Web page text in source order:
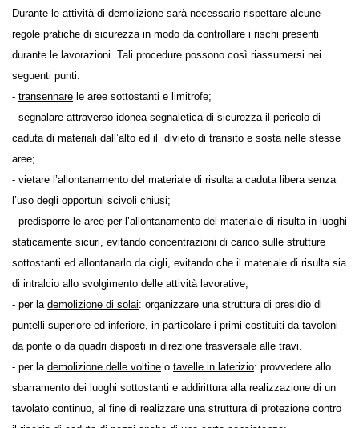
Durante le attività di demolizione sarà necessario rispettare alcune
regole pratiche di sicurezza in modo da controllare i rischi presenti
durante le lavorazioni. Tali procedure possono così riassumersi nei
seguenti punti:
- transennare le aree sottostanti e limitrofe;
- segnalare attraverso idonea segnaletica di sicurezza il pericolo di
caduta di materiali dall’alto ed il divieto di transito e sosta nelle stesse
aree;
- vietare l’allontanamento del materiale di risulta a caduta libera senza
l’uso degli opportuni scivoli chiusi;
- predisporre le aree per l’allontanamento del materiale di risulta in
luoghi staticamente sicuri, evitando concentrazioni di carico sulle
strutture sottostanti ed allontanarlo da cigli, evitando che il materiale
di risulta sia di intralcio allo svolgimento delle attività lavorative;
- per lademolizione di solai: organizzare una struttura di presidio di
puntelli superiore ed inferiore, in particolare i primi costituiti da
tavoloni da ponte o da quadri disposti in direzione trasversale alle
travi.
- per lademolizione delle voltineotavelle in laterizio: provvedere allo
sbarramento dei luoghi sottostanti e addirittura alla realizzazione di